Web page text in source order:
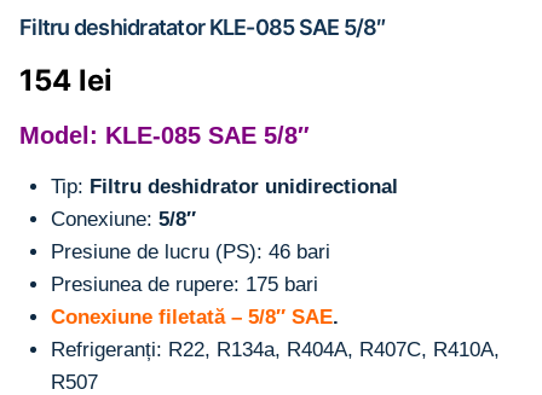
Filtru deshidratator KLE-085 SAE 5/8″
154 lei
Model: KLE-085 SAE 5/8″
Tip: Filtru deshidrator unidirectional
Conexiune: 5/8″
Presiune de lucru (PS): 46 bari
Presiunea de rupere: 175 bari
Conexiune filetată – 5/8″ SAE.
Refrigeranți: R22, R134a, R404A, R407C, R410A,
R507